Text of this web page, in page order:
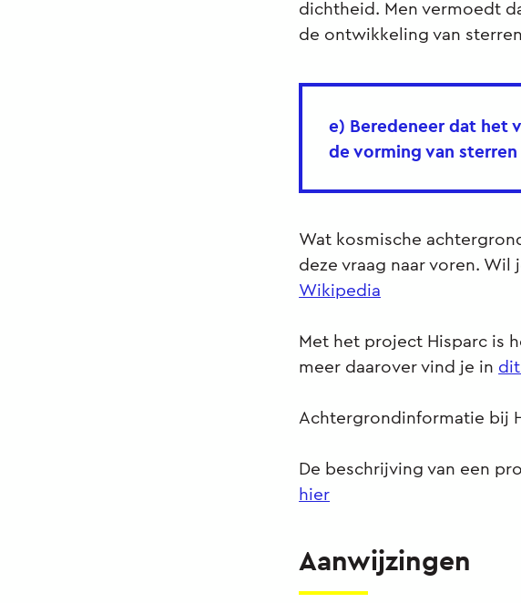
dichtheid. Men vermoedt
de ontwikkeling van
e) Beredeneer dat het
de vorming van
Wat kosmische
deze vraag naar voren.
Wikipedia
Met het project Hisparc is
meer daarover vind je in dit
Achtergrondinformatie bij
De beschrijving van een
hier
Aanwijzingen